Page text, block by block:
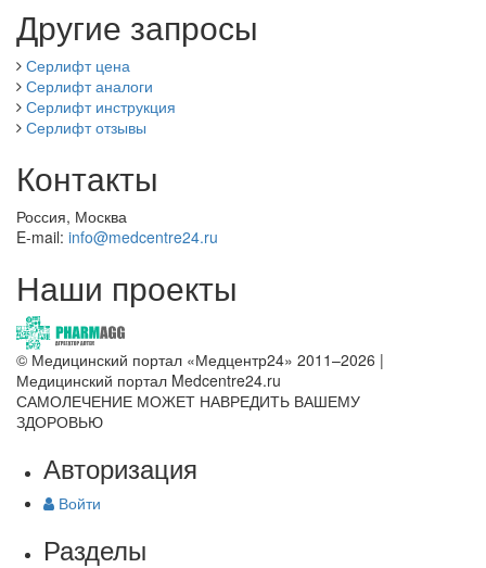
Другие запросы
Серлифт цена
Серлифт аналоги
Серлифт инструкция
Серлифт отзывы
Контакты
Россия, Москва
E-mail: info@medcentre24.ru
Наши проекты
© Медицинский портал «Медцентр24» 2011–2026 |
Медицинский портал Medcentre24.ru
САМОЛЕЧЕНИЕ МОЖЕТ НАВРЕДИТЬ ВАШЕМУ
ЗДОРОВЬЮ
Авторизация
Войти
Разделы